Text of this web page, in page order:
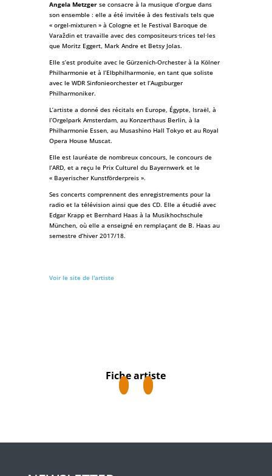
Angela Metzgerse consacre à la musique d’orgue dans
son ensemble : elle a été invitée à des festivals tels que
« orgel-mixturen » à Cologne et le Festival Baroque de
Varaždin et travaille avec des compositeurs·trices tel·les
que Moritz Eggert, Mark Andre et Betsy Jolas.
Elle s’est produite avec le Gürzenich-Orchester à la Kölner
Philharmonie et à l’Elbphilharmonie, en tant que soliste
avec le WDR Sinfonieorchester et l’Augsburger
Philharmoniker.
L’artiste a donné des récitals en Europe, Égypte, Israël, à
l’Orgelpark Amsterdam, au Konzerthaus Berlin, à la
Philharmonie Essen, au Musashino Hall Tokyo et au Royal
Opera House Muscat.
Elle est lauréate de nombreux concours, le concours de
l’ARD, et a reçu le Prix Culturel du Bayernwerk et le
« Bayerischer Kunstförderpreis ».
Ses concerts comprennent des enregistrements pour la
radio et la télévision ainsi que des CD. Elle a étudié avec
Edgar Krapp et Bernhard Haas à la Musikhochschule
München, où elle a enseigné en remplaçant de B. Haas au
semestre d’hiver 2017/18.
Voir le site de l'artiste
Fiche artiste